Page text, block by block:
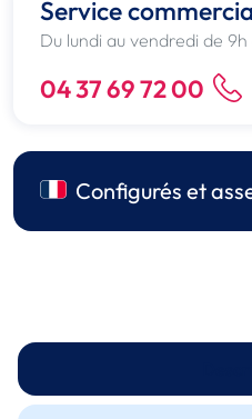
Service
Du lundi au vendredi de 9h
04 37 69 72 00
Configurés et